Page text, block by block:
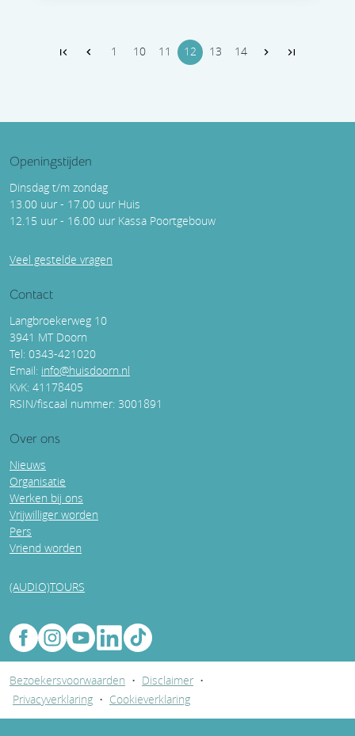
1 10 11 12 13 14
Openingstijden
Dinsdag t/m zondag
13.00 uur - 17.00 uur Huis
12.15 uur - 16.00 uur Kassa Poortgebouw
Veel gestelde vragen
Contact
Langbroekerweg 10
3941 MT Doorn
Tel: 0343-421020
Email: info@huisdoorn.nl
KvK: 41178405
RSIN/fiscaal nummer: 3001891
Over ons
Nieuws
Organisatie
Werken bij ons
Vrijwilliger worden
Pers
Vriend worden
(AUDIO)TOURS
Bezoekersvoorwaarden • Disclaimer •
Privacyverklaring • Cookieverklaring